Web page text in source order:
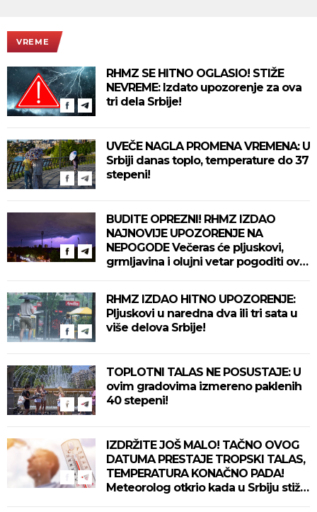
VREME
RHMZ SE HITNO OGLASIO! STIŽE
NEVREME: Izdato upozorenje za ova
tri dela Srbije!
UVEČE NAGLA PROMENA VREMENA: U
Srbiji danas toplo, temperature do 37
stepeni!
BUDITE OPREZNI! RHMZ IZDAO
NAJNOVIJE UPOZORENJE NA
NEPOGODE Večeras će pljuskovi,
grmljavina i olujni vetar pogoditi ove
RHMZ IZDAO HITNO UPOZORENJE:
Pljuskovi u naredna dva ili tri sata u
više delova Srbije!
TOPLOTNI TALAS NE POSUSTAJE: U
ovim gradovima izmereno paklenih
40 stepeni!
IZDRŽITE JOŠ MALO! TAČNO OVOG
DATUMA PRESTAJE TROPSKI TALAS,
TEMPERATURA KONAČNO PADA!
Meteorolog otkrio kada u Srbiju stiže